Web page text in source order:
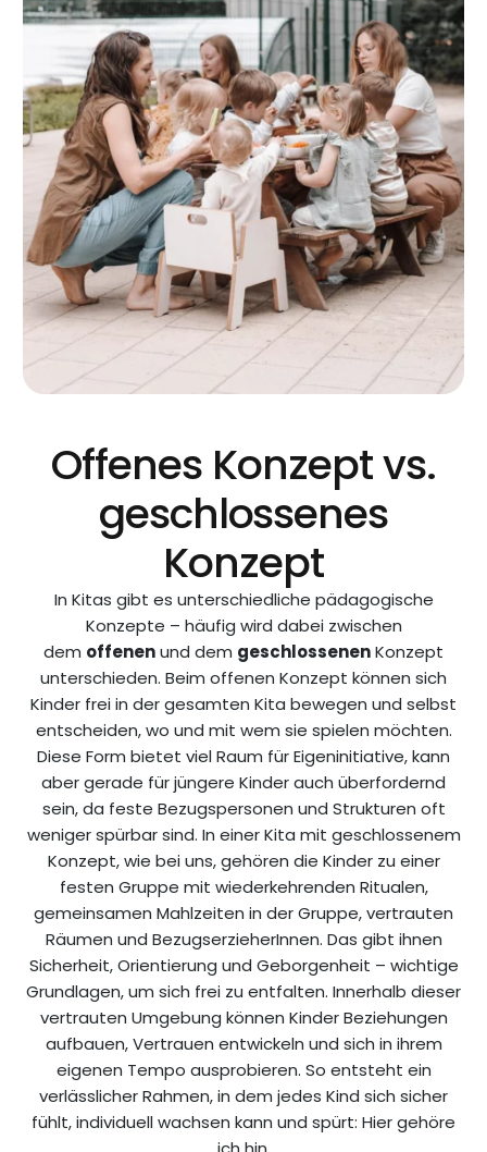
Offenes Konzept vs.
geschlossenes
Konzept
In Kitas gibt es unterschiedliche pädagogische
Konzepte – häufig wird dabei zwischen
dem offenenund dem geschlossenenKonzept
unterschieden. Beim offenen Konzept können sich
Kinder frei in der gesamten Kita bewegen und selbst
entscheiden, wo und mit wem sie spielen möchten.
Diese Form bietet viel Raum für Eigeninitiative, kann
aber gerade für jüngere Kinder auch überfordernd
sein, da feste Bezugspersonen und Strukturen oft
weniger spürbar sind. In einer Kita mit geschlossenem
Konzept, wie bei uns, gehören die Kinder zu einer
festen Gruppe mit wiederkehrenden Ritualen,
gemeinsamen Mahlzeiten in der Gruppe, vertrauten
Räumen und BezugserzieherInnen. Das gibt ihnen
Sicherheit, Orientierung und Geborgenheit – wichtige
Grundlagen, um sich frei zu entfalten. Innerhalb dieser
vertrauten Umgebung können Kinder Beziehungen
aufbauen, Vertrauen entwickeln und sich in ihrem
eigenen Tempo ausprobieren. So entsteht ein
verlässlicher Rahmen, in dem jedes Kind sich sicher
fühlt, individuell wachsen kann und spürt: Hier gehöre